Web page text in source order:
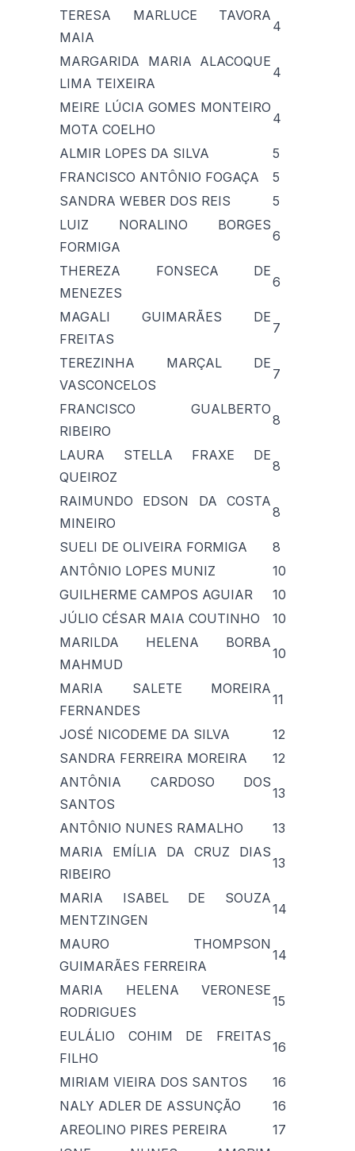
TERESA MARLUCE TAVORA
MAIA
4
MARGARIDA MARIA ALACOQUE
LIMA TEIXEIRA
4
MEIRE LÚCIA GOMES MONTEIRO
MOTA COELHO
4
ALMIR LOPES DA SILVA
5
FRANCISCO ANTÔNIO FOGAÇA
5
SANDRA WEBER DOS REIS
5
LUIZ NORALINO BORGES
FORMIGA
6
THEREZA FONSECA DE
MENEZES
6
MAGALI GUIMARÃES DE
FREITAS
7
TEREZINHA MARÇAL DE
VASCONCELOS
7
FRANCISCO GUALBERTO
RIBEIRO
8
LAURA STELLA FRAXE DE
QUEIROZ
8
RAIMUNDO EDSON DA COSTA
MINEIRO
8
SUELI DE OLIVEIRA FORMIGA
8
ANTÔNIO LOPES MUNIZ
10
GUILHERME CAMPOS AGUIAR
10
JÚLIO CÉSAR MAIA COUTINHO
10
MARILDA HELENA BORBA
MAHMUD
10
MARIA SALETE MOREIRA
FERNANDES
11
JOSÉ NICODEME DA SILVA
12
SANDRA FERREIRA MOREIRA
12
ANTÔNIA CARDOSO DOS
SANTOS
13
ANTÔNIO NUNES RAMALHO
13
MARIA EMÍLIA DA CRUZ DIAS
RIBEIRO
13
MARIA ISABEL DE SOUZA
MENTZINGEN
14
MAURO THOMPSON
GUIMARÃES FERREIRA
14
MARIA HELENA VERONESE
RODRIGUES
15
EULÁLIO COHIM DE FREITAS
FILHO
16
MIRIAM VIEIRA DOS SANTOS
16
NALY ADLER DE ASSUNÇÃO
16
AREOLINO PIRES PEREIRA
17